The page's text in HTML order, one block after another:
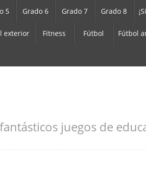
5 Grado 6 Grado 7 Grado 8
exterior Fitness Fútbol Fútbol
juegos de